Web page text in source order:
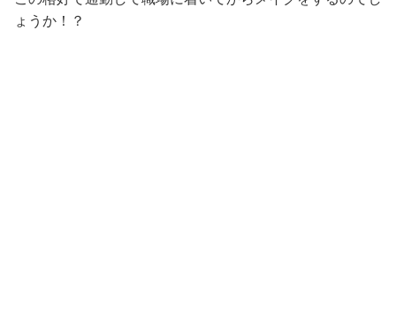
ょうか！？